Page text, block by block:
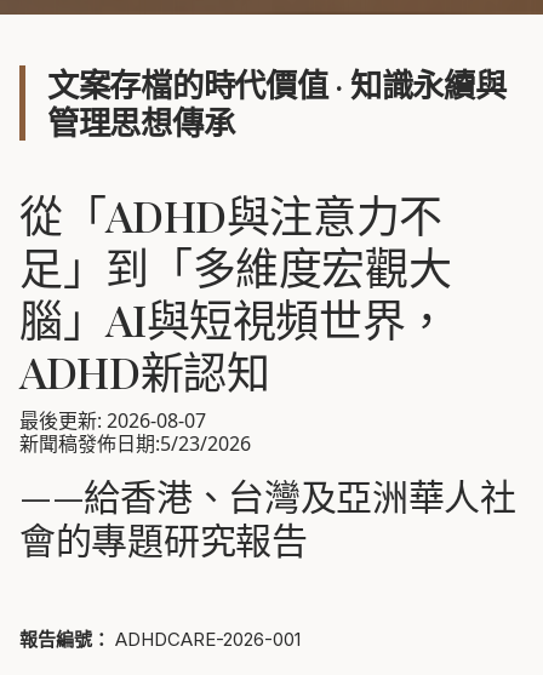
文案存檔的時代價值 · 知識永續與
管理思想傳承
從「ADHD與注意力不
足」到「多維度宏觀大
腦」AI與短視頻世界，
ADHD新認知
最後更新: 2026-08-07
新聞稿發佈日期:5/23/2026
——給香港、台灣及亞洲華人社
會的專題研究報告
報告編號： ADHDCARE-2026-001